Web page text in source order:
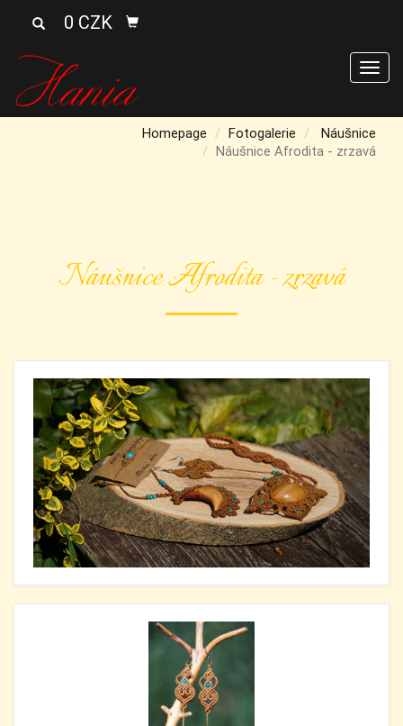
0 CZK
Homepage Fotogalerie
Náušnice
Náušnice Afrodita - zrzavá
Náušnice Afrodita - zrzavá